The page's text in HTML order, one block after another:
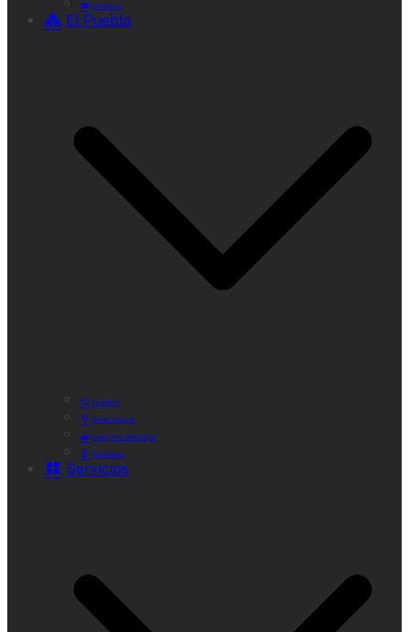
Contacta
El Pueblo
Historia
Cómo Llegar
Callejero Municipal
Teléfonos
Servicios